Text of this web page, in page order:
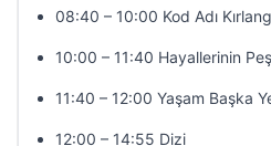
08:40 – 10:00 Kod Adı
10:00 – 11:40 Hayallerinin
11:40 – 12:00 Yaşam Başka
12:00 – 14:55 Dizi